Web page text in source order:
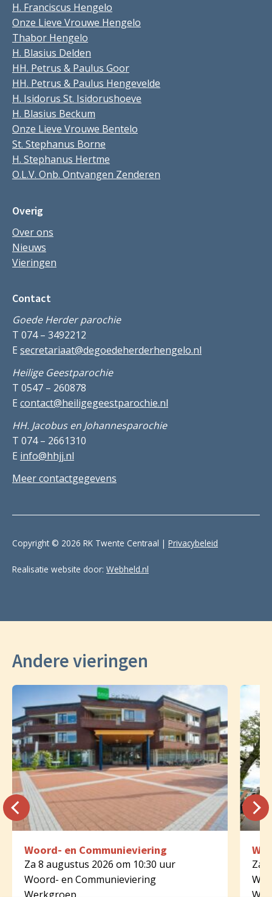
H. Franciscus Hengelo
Onze Lieve Vrouwe Hengelo
Thabor Hengelo
H. Blasius Delden
HH. Petrus & Paulus Goor
HH. Petrus & Paulus Hengevelde
H. Isidorus St. Isidorushoeve
H. Blasius Beckum
Onze Lieve Vrouwe Bentelo
St. Stephanus Borne
H. Stephanus Hertme
O.L.V. Onb. Ontvangen Zenderen
Overig
Over ons
Nieuws
Vieringen
Contact
Goede Herder parochie
T 074 – 3492212
E secretariaat@degoedeherderhengelo.nl
Heilige Geestparochie
T 0547 – 260878
E contact@heiligegeestparochie.nl
HH. Jacobus en Johannesparochie
T 074 – 2661310
E info@hhjj.nl
Meer contactgegevens
Copyright © 2026 RK Twente Centraal | Privacybeleid
Realisatie website door: Webheld.nl
Andere vieringen
Woord- en Communieviering
Za 8 augustus 2026 om 10:30 uur
Woord- en Communieviering
Za